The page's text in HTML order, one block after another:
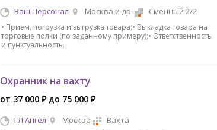
Ваш Персонал Москва и др. Сменный 2/2
• Прием, погрузка и выгрузка товара;• Выкладка товара на
торговые полки (по заданному примеру);• Ответственность
и пунктуальность.
Охранник на вахту
от 37 000 ₽ до 75 000 ₽
ГЛ Ангел Москва Вахта